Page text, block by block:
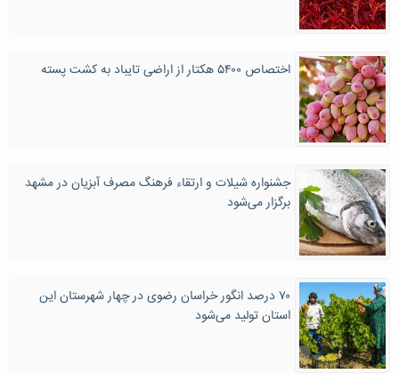
اختصاص ۵۴۰۰ هکتار از اراضی تایباد به کشت پسته
جشنواره شیلات و ارتقاء فرهنگ مصرف آبزیان در مشهد
برگزار می‌شود
۷۰ درصد انگور خراسان رضوی در چهار شهرستان این
استان تولید می‌شود